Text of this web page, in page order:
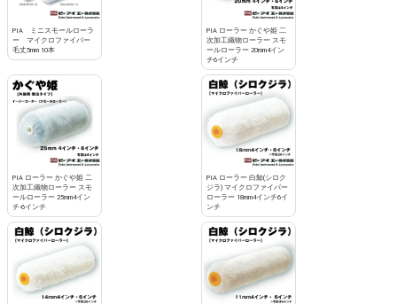
PIA ミニスモールローラ
ー マイクロファイバー
毛丈5mm 10本
PIA ローラー かぐや姫 二
次加工織物ローラー スモ
ールローラー 20mm4イン
チ6インチ
PIA ローラー かぐや姫 二
次加工織物ローラー スモ
ールローラー 25mm4イン
チ-6インチ
PIA ローラー 白鯨(シロク
ジラ) マイクロファイバー
ローラー 18mm4インチ6イ
ンチ